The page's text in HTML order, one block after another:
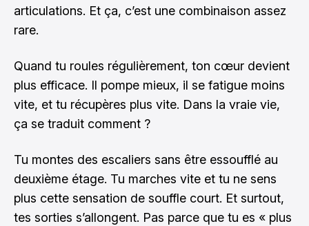
articulations. Et ça, c’est une combinaison assez
rare.
Quand tu roules régulièrement, ton cœur devient
plus efficace. Il pompe mieux, il se fatigue moins
vite, et tu récupères plus vite. Dans la vraie vie,
ça se traduit comment ?
Tu montes des escaliers sans être essoufflé au
deuxième étage. Tu marches vite et tu ne sens
plus cette sensation de souffle court. Et surtout,
tes sorties s’allongent. Pas parce que tu es « plus